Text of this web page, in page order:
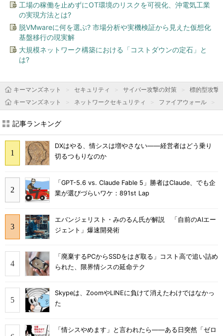
工場の稼働を止めずにOT環境のリスクを可視化、沖電気工業
の実現方法とは?
脱VMwareに何を選ぶ? 市場分析や実機検証から見えた仮想化
基盤移行の現実解
大規模ネットワーク構築における「コストダウンの定石」と
は?
キーマンズネット セキュリティ サイバー攻撃の対策
標的型攻撃
キーマンズネット
ネットワークセキュリティ ファイアウォール
記事ランキング
DXはやる、情シスは増やさない――経営者はどう乗り
切るつもりなのか
「GPT-5.6 vs. Claude Fable 5」勝者はClaude、でも企
業が選びづらいワケ：891st Lap
エバンジェリスト・みのるん氏が解説 「自前のAIエー
ジェント」爆速開発術
「廃棄するPCからSSDをはぎ取る」コスト高で追い詰め
られた、限界情シスの延命テク
Skypeは、ZoomやLINEに負けて消えたわけではなかっ
た
「情シスやめます」と言われたら――ある日突然「ゼロ